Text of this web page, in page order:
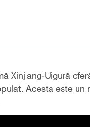
Xinjiang-Uigură
Acesta este un